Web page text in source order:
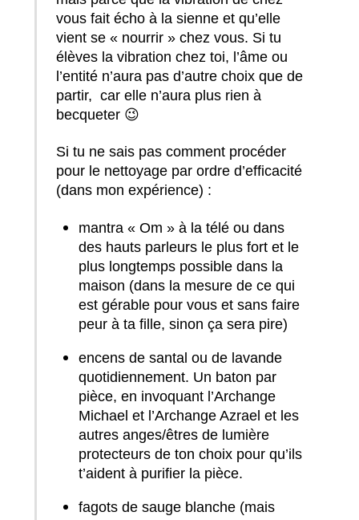
vous fait écho à la sienne et qu’elle
vient se « nourrir » chez vous. Si tu
élèves la vibration chez toi, l’âme ou
l’entité n’aura pas d’autre choix que de
partir, car elle n’aura plus rien à
becqueter 😉
Si tu ne sais pas comment procéder
pour le nettoyage par ordre d’efficacité
(dans mon expérience) :
mantra « Om » à la télé ou dans
des hauts parleurs le plus fort et le
plus longtemps possible dans la
maison (dans la mesure de ce qui
est gérable pour vous et sans faire
peur à ta fille, sinon ça sera pire)
encens de santal ou de lavande
quotidiennement. Un baton par
pièce, en invoquant l’Archange
Michael et l’Archange Azrael et les
autres anges/êtres de lumière
protecteurs de ton choix pour qu’ils
t’aident à purifier la pièce.
fagots de sauge blanche (mais